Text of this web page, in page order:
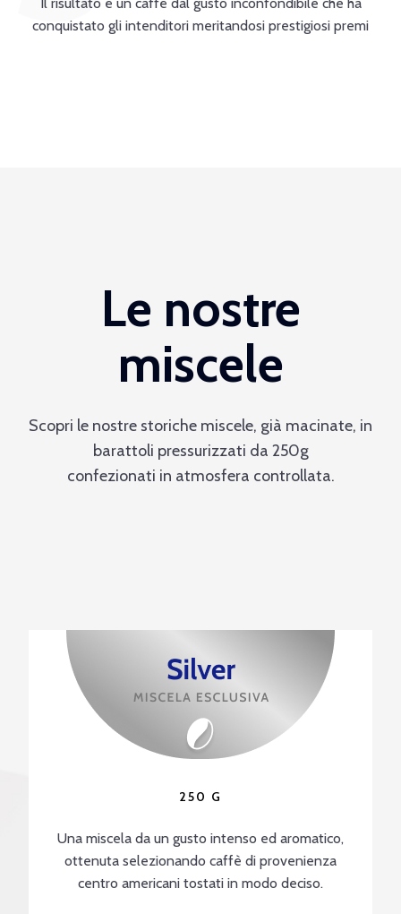
conquistato gli intenditori meritandosi prestigiosi premi
Le nostre
miscele
Scopri le nostre storiche miscele, già macinate, in
barattoli pressurizzati da 250g
confezionati in atmosfera controllata.
250 G
Una miscela da un gusto intenso ed aromatico,
ottenuta selezionando caffè di provenienza
centro americani tostati in modo deciso.